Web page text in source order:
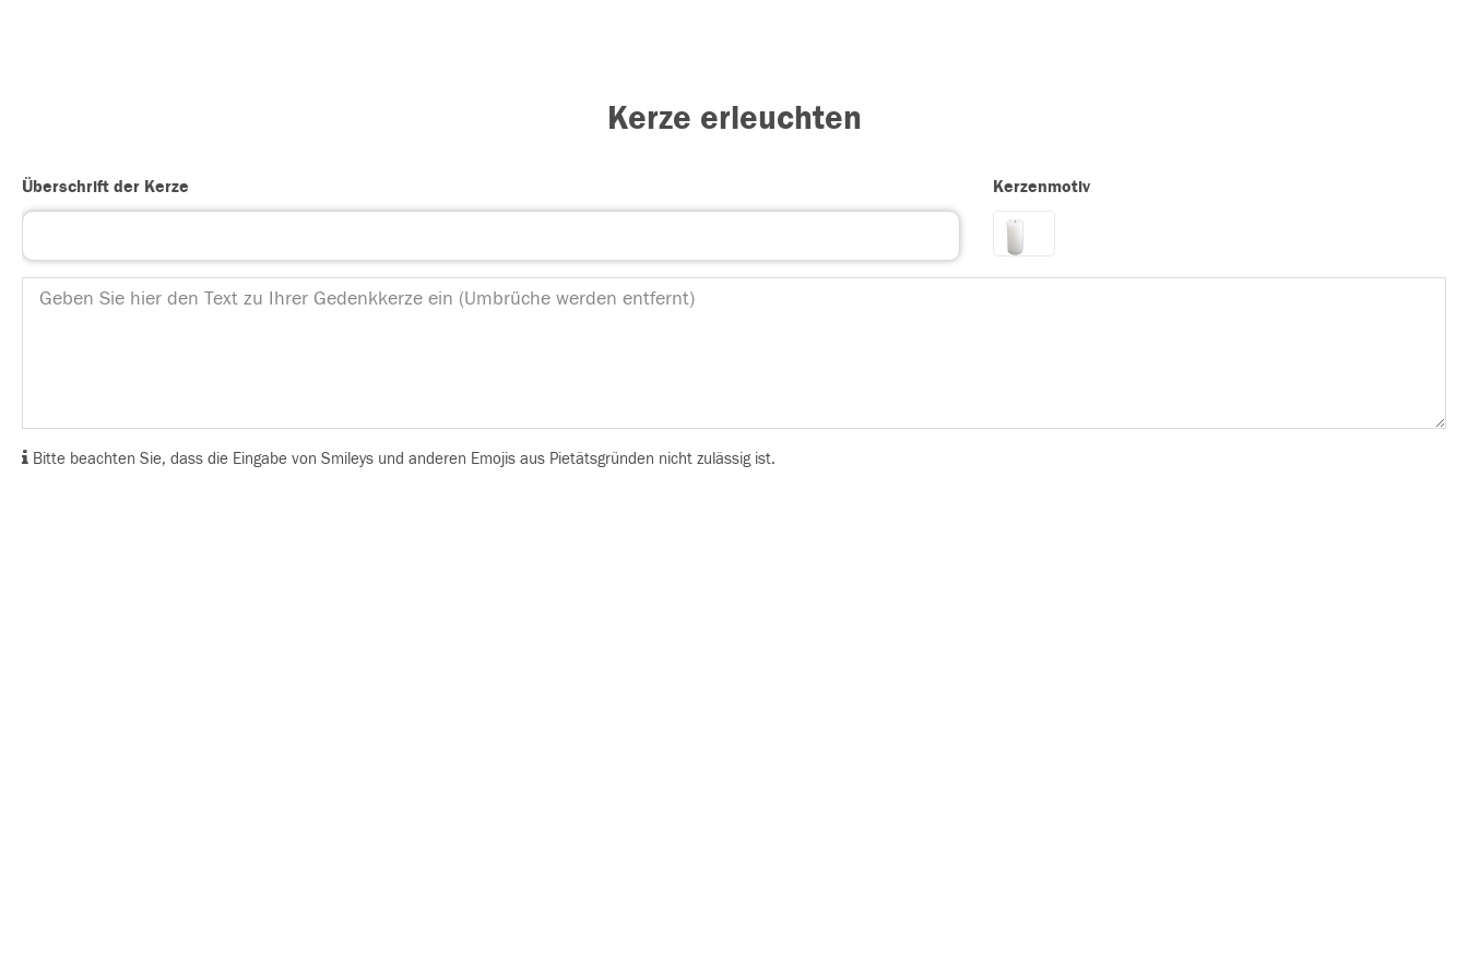
Kerze erleuchten
Überschrift der Kerze Kerzenmotiv
Bitte beachten Sie, dass die Eingabe von Smileys und anderen Emojis aus Pietätsgründen nicht zulässig ist.